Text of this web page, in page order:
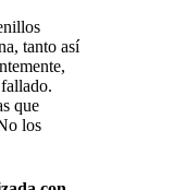
tanto así
que
los